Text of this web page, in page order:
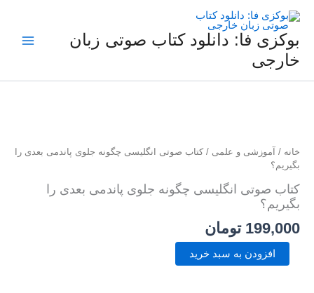
بوکزی فا: دانلود کتاب صوتی زبان
خارجی
خانه / آموزشی و علمی / کتاب صوتی انگلیسی چگونه جلوی پاندمی بعدی را
بگیریم؟
کتاب صوتی انگلیسی چگونه جلوی پاندمی بعدی را
بگیریم؟
199,000 تومان
پاندمی
بعدی
را
بگیریم؟
عدد
افزودن به سبد خرید